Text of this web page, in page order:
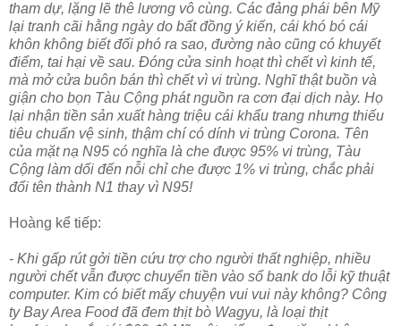
tham dự, lặng lẽ thê lương vô cùng. Các đảng phái bên Mỹ
lại tranh cãi hằng ngày do bất đồng ý kiến, cái khó bó cái
khôn không biết đối phó ra sao, đường nào cũng có khuyết
điểm, tai hại về sau. Đóng cửa sinh hoạt thì chết vì kinh tế,
mà mở cửa buôn bán thì chết vì vi trùng. Nghĩ thật buồn và
giận cho bọn Tàu Cộng phát nguồn ra cơn đại dịch này. Họ
lại nhận tiền sản xuất hàng triệu cái khẩu trang nhưng thiếu
tiêu chuẩn vệ sinh, thậm chí có dính vi trùng Corona. Tên
của mặt nạ N95 có nghĩa là che được 95% vi trùng, Tàu
Cộng làm dối đến nỗi chỉ che được 1% vi trùng, chắc phải
đổi tên thành N1 thay vì N95!
Hoàng kể tiếp:
- Khi gấp rút gởi tiền cứu trợ cho người thất nghiệp, nhiều
người chết vẫn được chuyển tiền vào sổ bank do lỗi kỹ thuật
computer. Kim có biết mấy chuyện vui vui này không? Công
ty Bay Area Food đã đem thịt bò Wagyu, là loại thịt